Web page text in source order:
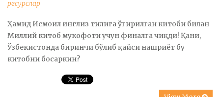
ресурслар
Ҳамид Исмоил инглиз тилига ўгирилган китоби билан
Миллий китоб мукофоти учун финалга чиқди! Қани,
Ўзбекистонда биринчи бўлиб қайси нашриёт бу
китобни босаркин?